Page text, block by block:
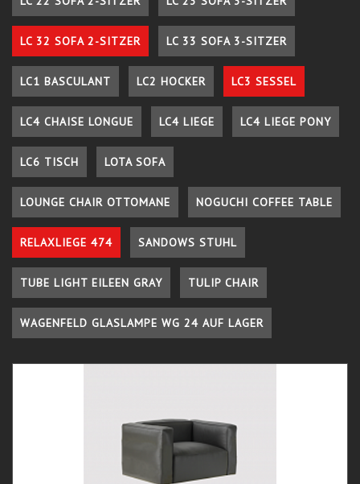
LC 32 SOFA 2-SITZER LC 33 SOFA 3-SITZER
LC1 BASCULANT LC2 HOCKER LC3 SESSEL
LC4 CHAISE LONGUE LC4 LIEGE LC4 LIEGE PONY
LC6 TISCH LOTA SOFA
LOUNGE CHAIR OTTOMANE NOGUCHI COFFEE TABLE
RELAXLIEGE 474 SANDOWS STUHL
TUBE LIGHT EILEEN GRAY TULIP CHAIR
WAGENFELD GLASLAMPE WG 24 AUF LAGER